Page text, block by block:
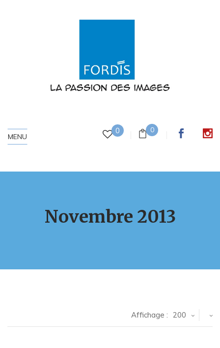
0 0
MENU
Novembre 2013
Affichage : 200